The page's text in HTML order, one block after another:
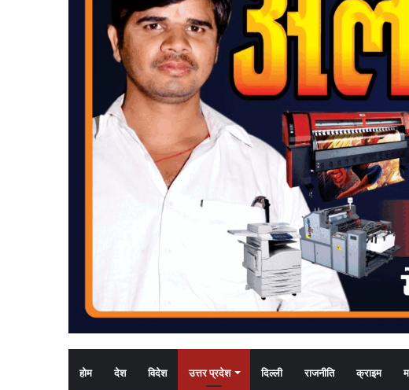
होम देश विदेश उत्तर प्रदेश दिल्ली राजनीति क्राइम